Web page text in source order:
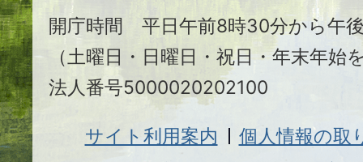
開庁時間 平日午前8時30分から午
（土曜日・日曜日・祝日・年末年始
法人番号5000020202100
サイト利用案内
個人情報の取